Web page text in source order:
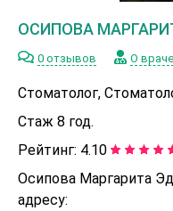
ОСИПОВА
0 отзывов О враче
Стоматолог,
Стаж 8 год.
Рейтинг: 4.10
Осипова Маргарита
адресу: